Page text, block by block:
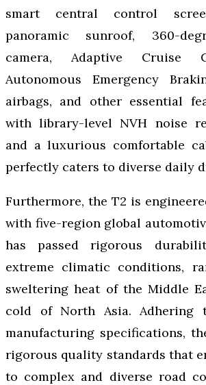
smart central control
panoramic sunroof, 360-
camera, Adaptive Cruise
Autonomous Emergency
airbags, and other essential
with library-level NVH noise
and a luxurious comfortable
perfectly caters to diverse daily
Furthermore, the T2 is
with five-region global
has passed rigorous
extreme climatic conditions,
sweltering heat of the Middle
cold of North Asia. Adhering
manufacturing specifications,
rigorous quality standards that
to complex and diverse road